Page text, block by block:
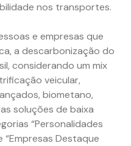
nos transportes.
e empresas que
a descarbonização do
considerando um mix
veicular,
biometano,
soluções de baixa
“Personalidades
“Empresas Destaque